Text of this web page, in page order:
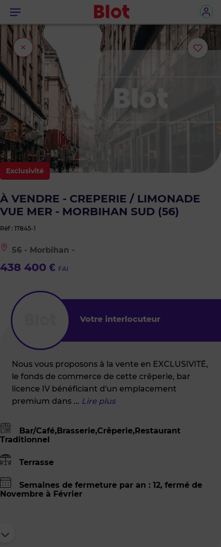
Menu
Fermer
l'onglet
des
Exclusivité
À VENDRE - CREPERIE / LIMONADE
VUE MER - MORBIHAN SUD (56)
Réf : 17845-1
438 400 € FAI
Le
bien
est
situé
Morbihan
-
56 - Morbihan -
Votre interlocuteur
Nous vous proposons à la vente en EXCLUSIVITÉ,
le fonds de commerce de cette crêperie, bar
licence IV bénéficiant d'un emplacement
premium dans ... Lire plus
Bar/Café,Brasserie,Crêperie,Restaurant
Traditionnel
Terrasse
Semaines de fermeture par an : 12, fermé de
Novembre à Février